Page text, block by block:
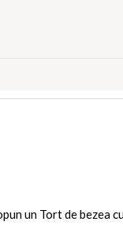
un Tort de bezea